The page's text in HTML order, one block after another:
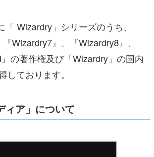
Wizardry」シリーズのうち、
『Wizardry7』、『Wizardry8』、
』の著作権及び「Wizardry」の国内
しております。
ィア」について